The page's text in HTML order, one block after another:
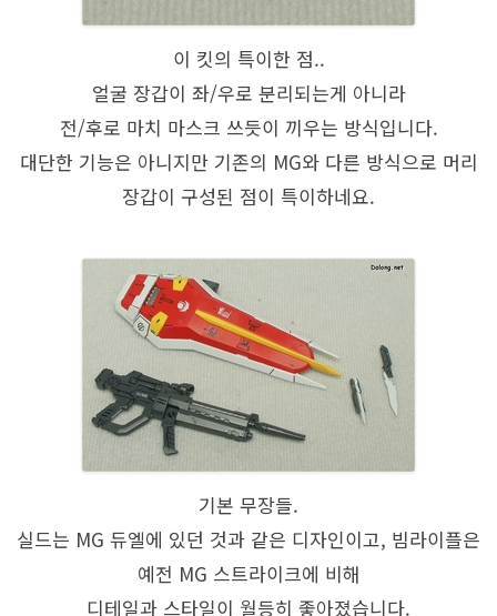
이 킷의 특이한 점..
얼굴 장갑이 좌/우로 분리되는게 아니라
전/후로 마치 마스크 쓰듯이 끼우는 방식입니다.
대단한 기능은 아니지만 기존의 MG와 다른 방식으로 머리
장갑이 구성된 점이 특이하네요.
기본 무장들.
실드는 MG 듀엘에 있던 것과 같은 디자인이고, 빔라이플은
예전 MG 스트라이크에 비해
디테일과 스타일이 월등히 좋아졌습니다.